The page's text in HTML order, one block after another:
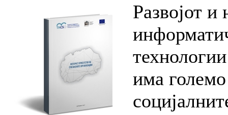
Развојот и
има